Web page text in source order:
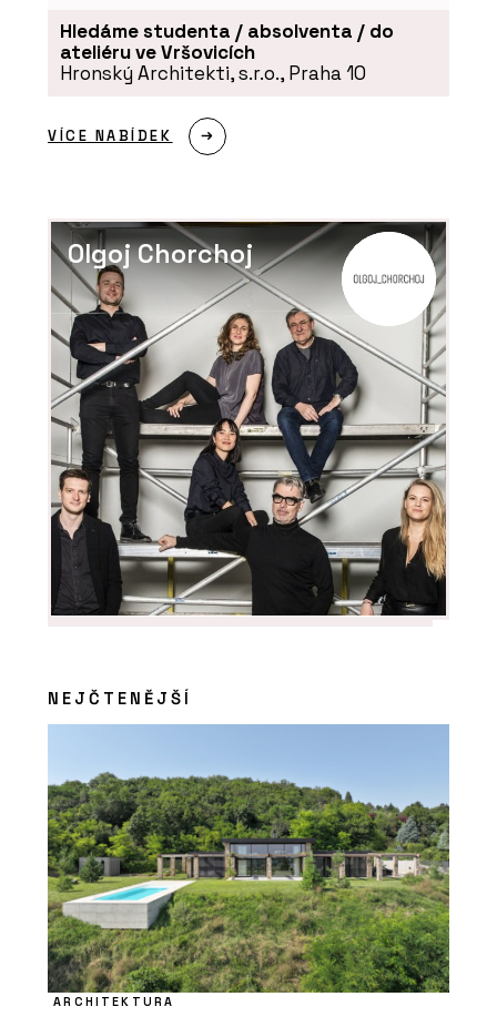
Tvrzený kámen Calacatta Olympos -
TechniStone
PRODUKTY
Tvrzený Kámen Morning Daisy -
TechniStone
Hledáme studenta / absolventa / do
ateliéru ve Vršovicích
Hronský Architekti, s.r.o., Praha 10
VÍCE NABÍDEK
Olgoj Chorchoj
NEJČTENĚJŠÍ
ARCHITEKTURA